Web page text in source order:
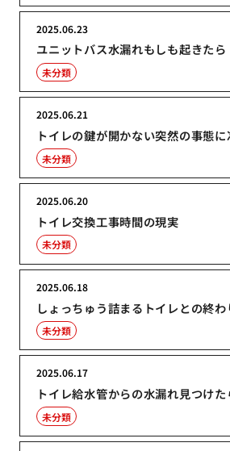
ユニットバス水漏れもしも起きたら
2025.06.23
未分類
トイレの鍵が開かない突然の事態
2025.06.21
未分類
トイレ交換工事時間の現実
2025.06.20
未分類
しょっちゅう詰まるトイレとの終わ
2025.06.18
未分類
トイレ給水管からの水漏れ見つけた
2025.06.17
未分類